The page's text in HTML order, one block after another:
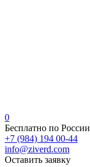
0
Бесплатно по России
+7 (984) 194 00-44
info@ziverd.com
Оставить заявку